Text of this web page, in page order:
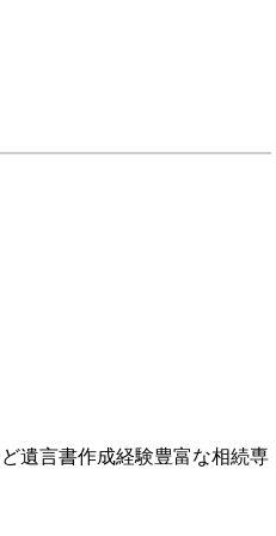
遺言書作成経験豊富な相続専